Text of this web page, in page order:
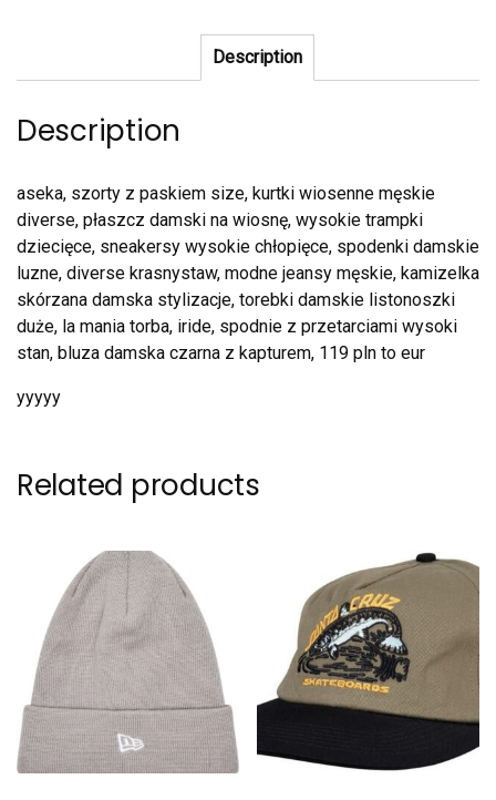
Description
Description
aseka, szorty z paskiem size, kurtki wiosenne męskie
diverse, płaszcz damski na wiosnę, wysokie trampki
dziecięce, sneakersy wysokie chłopięce, spodenki damskie
luzne, diverse krasnystaw, modne jeansy męskie, kamizelka
skórzana damska stylizacje, torebki damskie listonoszki
duże, la mania torba, iride, spodnie z przetarciami wysoki
stan, bluza damska czarna z kapturem, 119 pln to eur
yyyyy
Related products